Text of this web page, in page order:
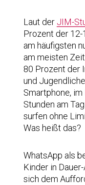
Laut der JIM-
Prozent der 12-
am häufigsten
am meisten
80 Prozent der
und
Smartphone,
Stunden am
surfen ohne
Was heißt das?
WhatsApp als
Kinder in
sich dem